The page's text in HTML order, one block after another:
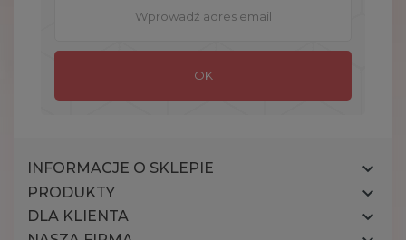
INFORMACJE O SKLEPIE 
PRODUKTY 
DLA KLIENTA 